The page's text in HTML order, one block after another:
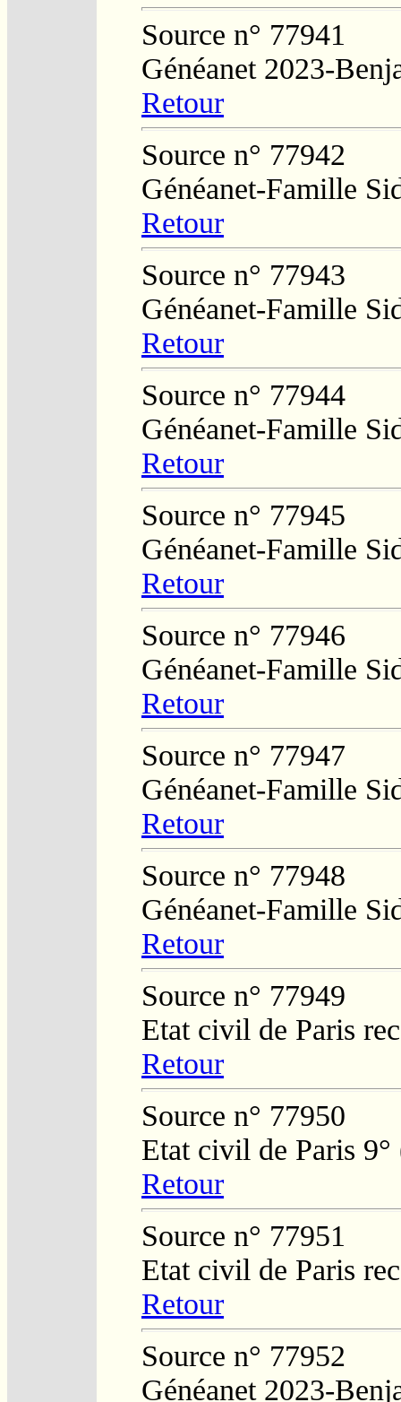
Source n° 77941
Généanet 2023-
Retour
Source n° 77942
Généanet-Famille
Retour
Source n° 77943
Généanet-Famille
Retour
Source n° 77944
Généanet-Famille
Retour
Source n° 77945
Généanet-Famille
Retour
Source n° 77946
Généanet-Famille
Retour
Source n° 77947
Généanet-Famille
Retour
Source n° 77948
Généanet-Famille
Retour
Source n° 77949
Etat civil de Paris
Retour
Source n° 77950
Etat civil de Paris 9°
Retour
Source n° 77951
Etat civil de Paris
Retour
Source n° 77952
Généanet 2023-